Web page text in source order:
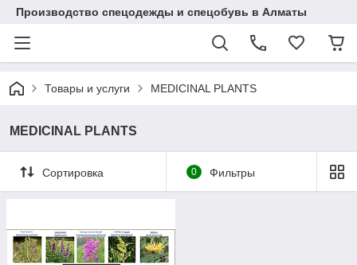
Производство спецодежды и спецобувь в Алматы
Товары и услуги MEDICINAL PLANTS
MEDICINAL PLANTS
Сортировка 0 Фильтры